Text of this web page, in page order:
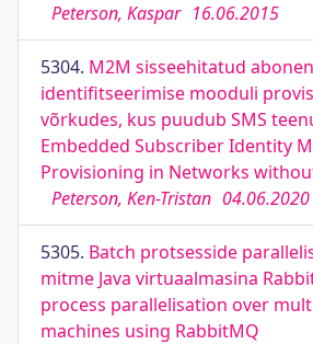
Peterson, Kaspar 16.06.2015
5304. M2M sisseehitatud
identifitseerimise mooduli
võrkudes, kus puudub SMS
Embedded Subscriber Identity
Provisioning in Networks
Peterson, Ken-Tristan 04.06.2020
5305. Batch protsesside
mitme Java virtuaalmasina
process parallelisation over
machines using RabbitMQ